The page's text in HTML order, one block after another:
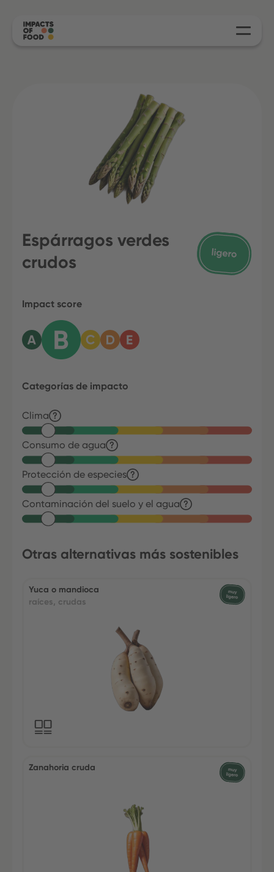
Espárragos verdes
crudos
Impact score
Categorías de impacto
Clima
Consumo de agua
Protección de especies
Contaminación del suelo y el agua
Otras alternativas más sostenibles
Yuca o mandioca
raíces, crudas
Zanahoria cruda